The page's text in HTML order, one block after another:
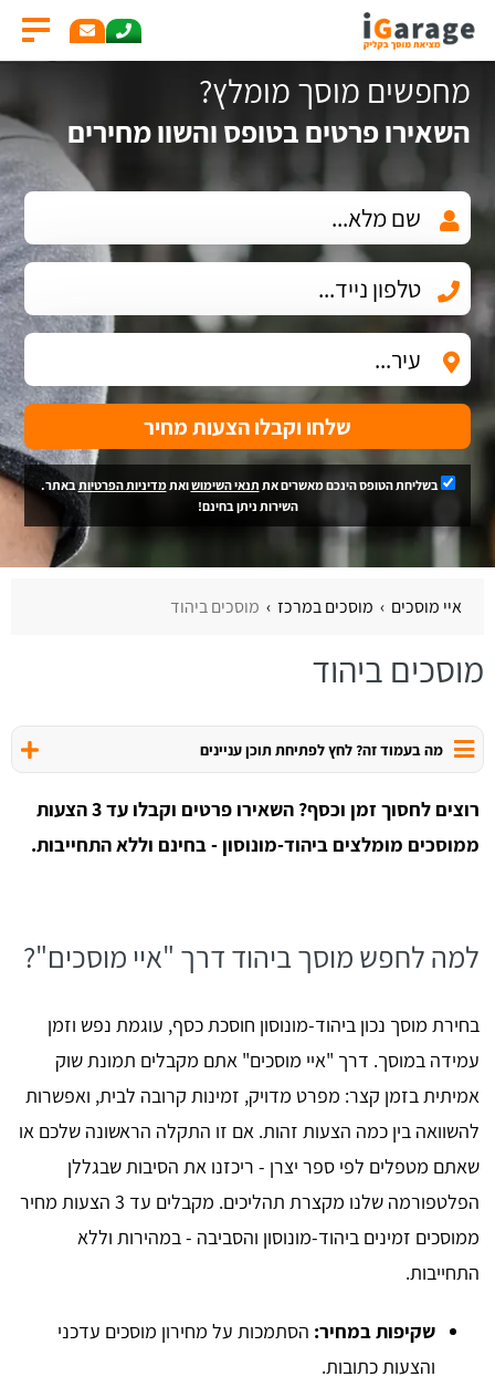
מחפשים מוסך מומלץ?
השאירו פרטים בטופס והשוו מחירים
שלחו וקבלו הצעות מחיר
בשליחת הטופס הינכם מאשרים את תנאי השימושואתמדיניות הפרטיותבאתר.
השירות ניתן בחינם!
איי מוסכים מוסכים במרכז מוסכים ביהוד
מוסכים ביהוד
מה בעמוד זה? לחץ לפתיחת תוכן עניינים
רוצים לחסוך זמן וכסף? השאירו פרטים וקבלו עד 3 הצעות
ממוסכים מומלצים ביהוד-מונוסון - בחינם וללא התחייבות.
למה לחפש מוסך ביהוד דרך "איי מוסכים"?
בחירת מוסך נכון ביהוד-מונוסון חוסכת כסף, עוגמת נפש וזמן
עמידה במוסך. דרך "איי מוסכים" אתם מקבלים תמונת שוק
אמיתית בזמן קצר: מפרט מדויק, זמינות קרובה לבית, ואפשרות
להשוואה בין כמה הצעות זהות. אם זו התקלה הראשונה שלכם או
שאתם מטפלים לפי ספר יצרן - ריכזנו את הסיבות שבגללן
הפלטפורמה שלנו מקצרת תהליכים. מקבלים עד 3 הצעות מחיר
ממוסכים זמינים ביהוד-מונוסון והסביבה - במהירות וללא
התחייבות.
שקיפות במחיר: הסתמכות על מחירון מוסכים עדכני
והצעות כתובות.